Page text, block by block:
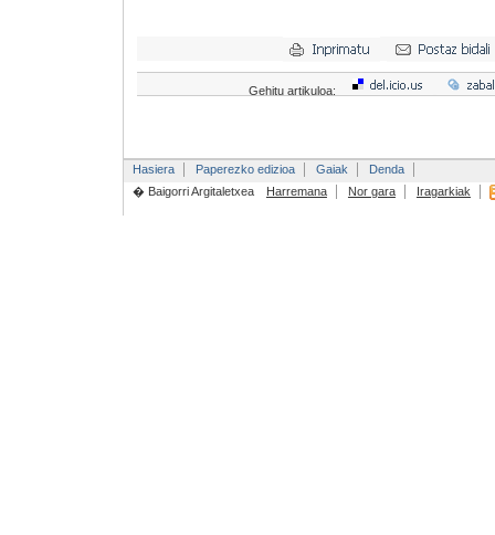
Gehitu artikuloa:
Hasiera Paperezko edizioa Gaiak
Denda
� Baigorri Argitaletxea
Harremana Nor gara Iragarkiak